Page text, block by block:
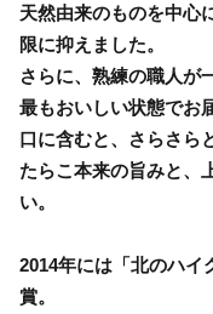
天然由来のものを中心
限に抑えました。
さらに、熟練の職人が
最もおいしい状態でお
口に含むと、さらさら
たらこ本来の旨みと、
い。
2014年には「北のハイ
賞。